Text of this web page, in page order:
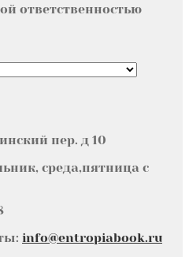
ответственностью
пер. д 10
среда,пятница с
info@entropiabook.ru